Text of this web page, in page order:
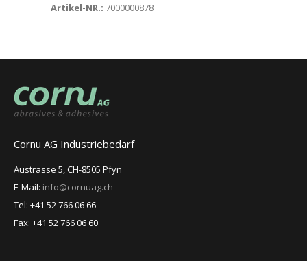
Artikel-NR.: 7000000878
Cornu AG Industriebedarf
Austrasse 5, CH-8505 Pfyn
E-Mail: info@cornuag.ch
Tel: +41 52 766 06 66
Fax: +41 52 766 06 60